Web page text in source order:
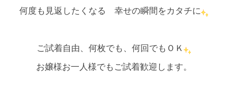
何度も見返したくなる 幸せの瞬間をカタチに
ご試着自由、何枚でも、何回でもＯＫ
お嬢様お一人様でもご試着歓迎します。